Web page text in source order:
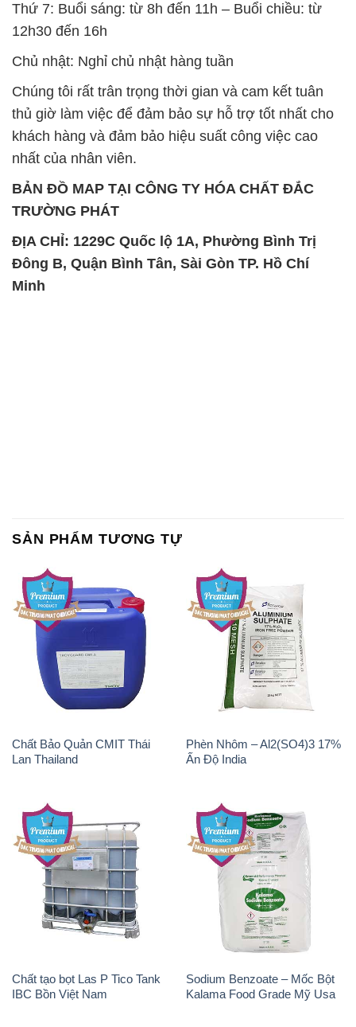
Thứ 7: Buổi sáng: từ 8h đến 11h – Buổi chiều: từ
12h30 đến 16h
Chủ nhật: Nghỉ chủ nhật hàng tuần
Chúng tôi rất trân trọng thời gian và cam kết tuân
thủ giờ làm việc để đảm bảo sự hỗ trợ tốt nhất cho
khách hàng và đảm bảo hiệu suất công việc cao
nhất của nhân viên.
BẢN ĐỒ MAP TẠI CÔNG TY HÓA CHẤT ĐẮC
TRƯỜNG PHÁT
ĐỊA CHỈ: 1229C Quốc lộ 1A, Phường Bình Trị
Đông B, Quận Bình Tân, Sài Gòn TP. Hồ Chí
Minh
SẢN PHẨM TƯƠNG TỰ
Chất Bảo Quản CMIT Thái
Lan Thailand
Phèn Nhôm – Al2(SO4)3 17%
Ấn Độ India
Chất tạo bọt Las P Tico Tank
IBC Bồn Việt Nam
Sodium Benzoate – Mốc Bột
Kalama Food Grade Mỹ Usa